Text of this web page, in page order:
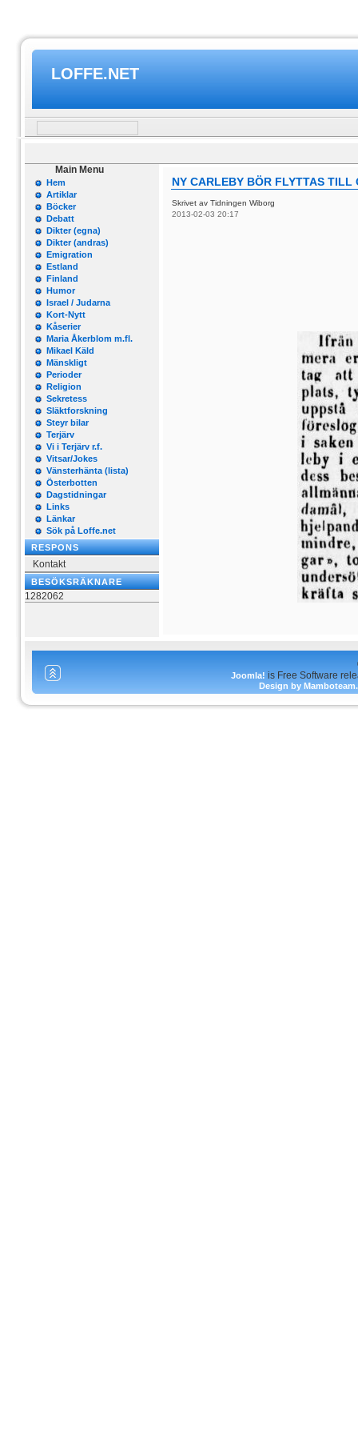
LOFFE.NET
Main Menu
Hem
Artiklar
Böcker
Debatt
Dikter (egna)
Dikter (andras)
Emigration
Estland
Finland
Humor
Israel / Judarna
Kort-Nytt
Kåserier
Maria Åkerblom m.fl.
Mikael Käld
Mänskligt
Perioder
Religion
Sekretess
Släktforskning
Steyr bilar
Terjärv
Vi i Terjärv r.f.
Vitsar/Jokes
Vänsterhänta (lista)
Österbotten
Dagstidningar
Links
Länkar
Sök på Loffe.net
RESPONS
Kontakt
BESÖKSRÄKNARE
1282062
NY CARLEBY BÖR FLYTTAS TILL
Skrivet av Tidningen Wiborg
2013-02-03 20:17
Joomla! is Free Software
Design by